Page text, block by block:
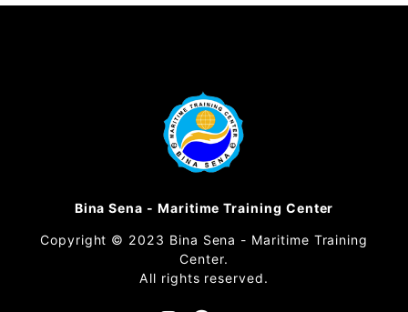
Bina Sena - Maritime Training Center
Copyright © 2023 Bina Sena - Maritime Training
Center.
All rights reserved.